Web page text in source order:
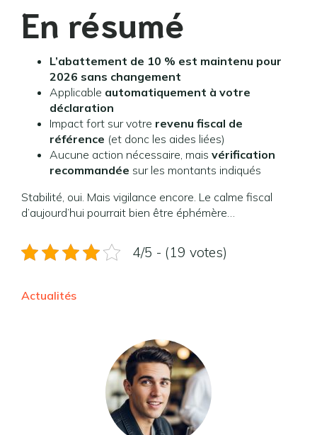
En résumé
L’abattement de 10 % est maintenu pour
2026 sans changement
Applicable automatiquement à votre
déclaration
Impact fort sur votre revenu fiscal de
référence (et donc les aides liées)
Aucune action nécessaire, mais vérification
recommandée sur les montants indiqués
Stabilité, oui. Mais vigilance encore. Le calme fiscal
d’aujourd’hui pourrait bien être éphémère…
4/5 - (19 votes)
Actualités